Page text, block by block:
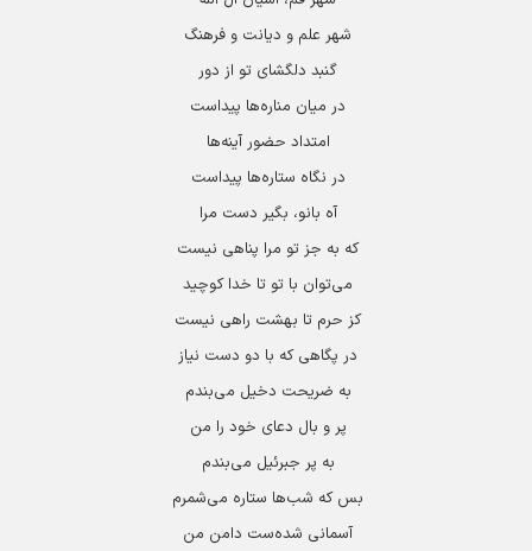
شهر علم و دیانت و فرهنگ
گنبد دلگشای تو از دور
در میان مناره‌ها پیداست
امتداد حضور آینه‌ها
در نگاه ستاره‌ها پیداست
آه بانو، بگیر دست مرا
که به جز تو مرا پناهی نیست
می‌توان با تو تا خدا کوچید
کز حرم تا بهشت راهی نیست
در پگاهی که با دو دست نیاز
به ضریحت دخیل می‌بندم
پر و بال دعای خود را من
به پر جبرئیل می‌بندم
بس که شب‌ها ستاره می‌شمرم
آسمانی شده‌ست دامن من